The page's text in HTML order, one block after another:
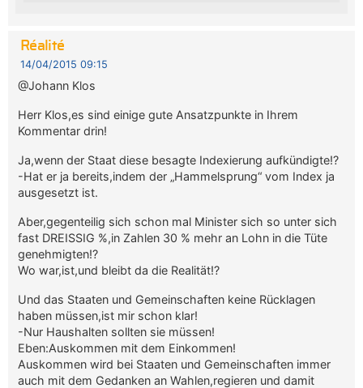
Réalité
14/04/2015 09:15
@Johann Klos
Herr Klos,es sind einige gute Ansatzpunkte in Ihrem
Kommentar drin!
Ja,wenn der Staat diese besagte Indexierung aufkündigte!?
-Hat er ja bereits,indem der „Hammelsprung“ vom Index ja
ausgesetzt ist.
Aber,gegenteilig sich schon mal Minister sich so unter sich
fast DREISSIG %,in Zahlen 30 % mehr an Lohn in die Tüte
genehmigten!?
Wo war,ist,und bleibt da die Realität!?
Und das Staaten und Gemeinschaften keine Rücklagen
haben müssen,ist mir schon klar!
-Nur Haushalten sollten sie müssen!
Eben:Auskommen mit dem Einkommen!
Auskommen wird bei Staaten und Gemeinschaften immer
auch mit dem Gedanken an Wahlen,regieren und damit